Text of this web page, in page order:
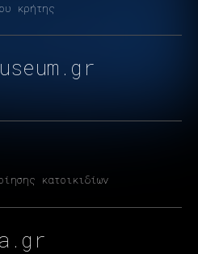
κρήτης
κατοικιδίων